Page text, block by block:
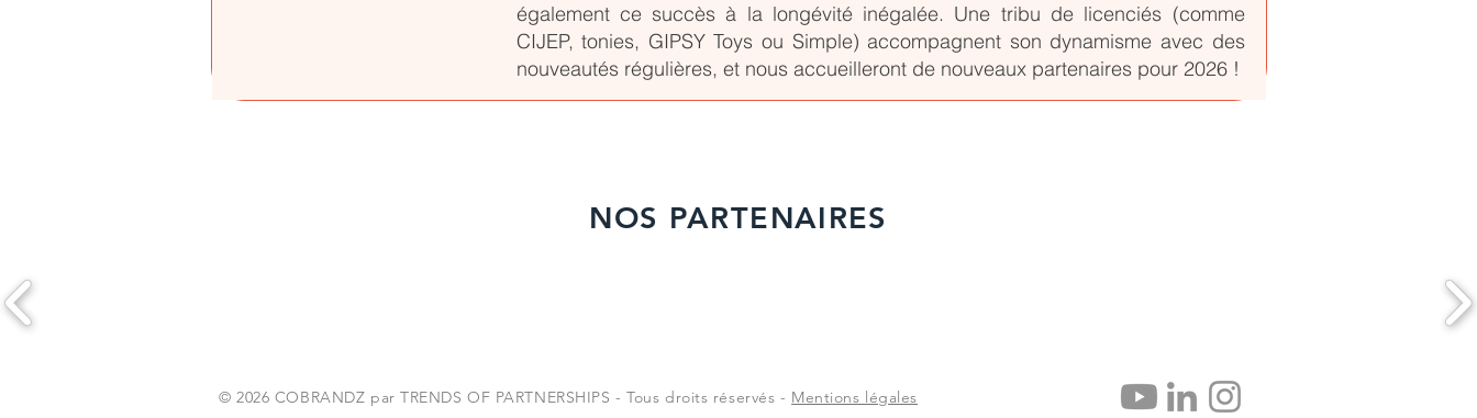
également ce succès à la longévité inégalée. Une tribu de licenciés (comme
CIJEP, tonies, GIPSY Toys ou Simple) accompagnent son dynamisme avec des
nouveautés régulières, et nous accueilleront de nouveaux partenaires pour 2026 !
NOS PARTENAIRES
© 2026 COBRANDZ par TRENDS OF PARTNERSHIPS - Tous droits réservés - Mentions légales